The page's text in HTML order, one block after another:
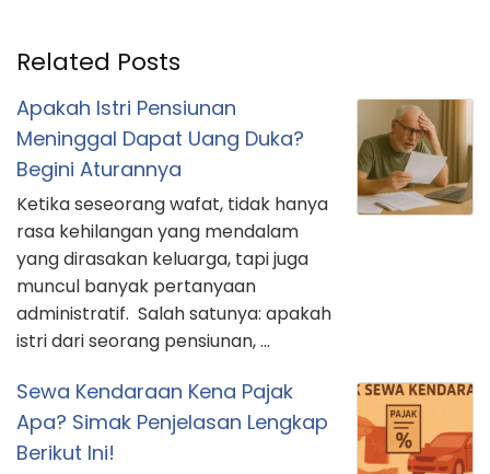
Related Posts
Apakah Istri Pensiunan
Meninggal Dapat Uang Duka?
Begini Aturannya
Ketika seseorang wafat, tidak hanya
rasa kehilangan yang mendalam
yang dirasakan keluarga, tapi juga
muncul banyak pertanyaan
administratif. Salah satunya: apakah
istri dari seorang pensiunan, …
Sewa Kendaraan Kena Pajak
Apa? Simak Penjelasan Lengkap
Berikut Ini!